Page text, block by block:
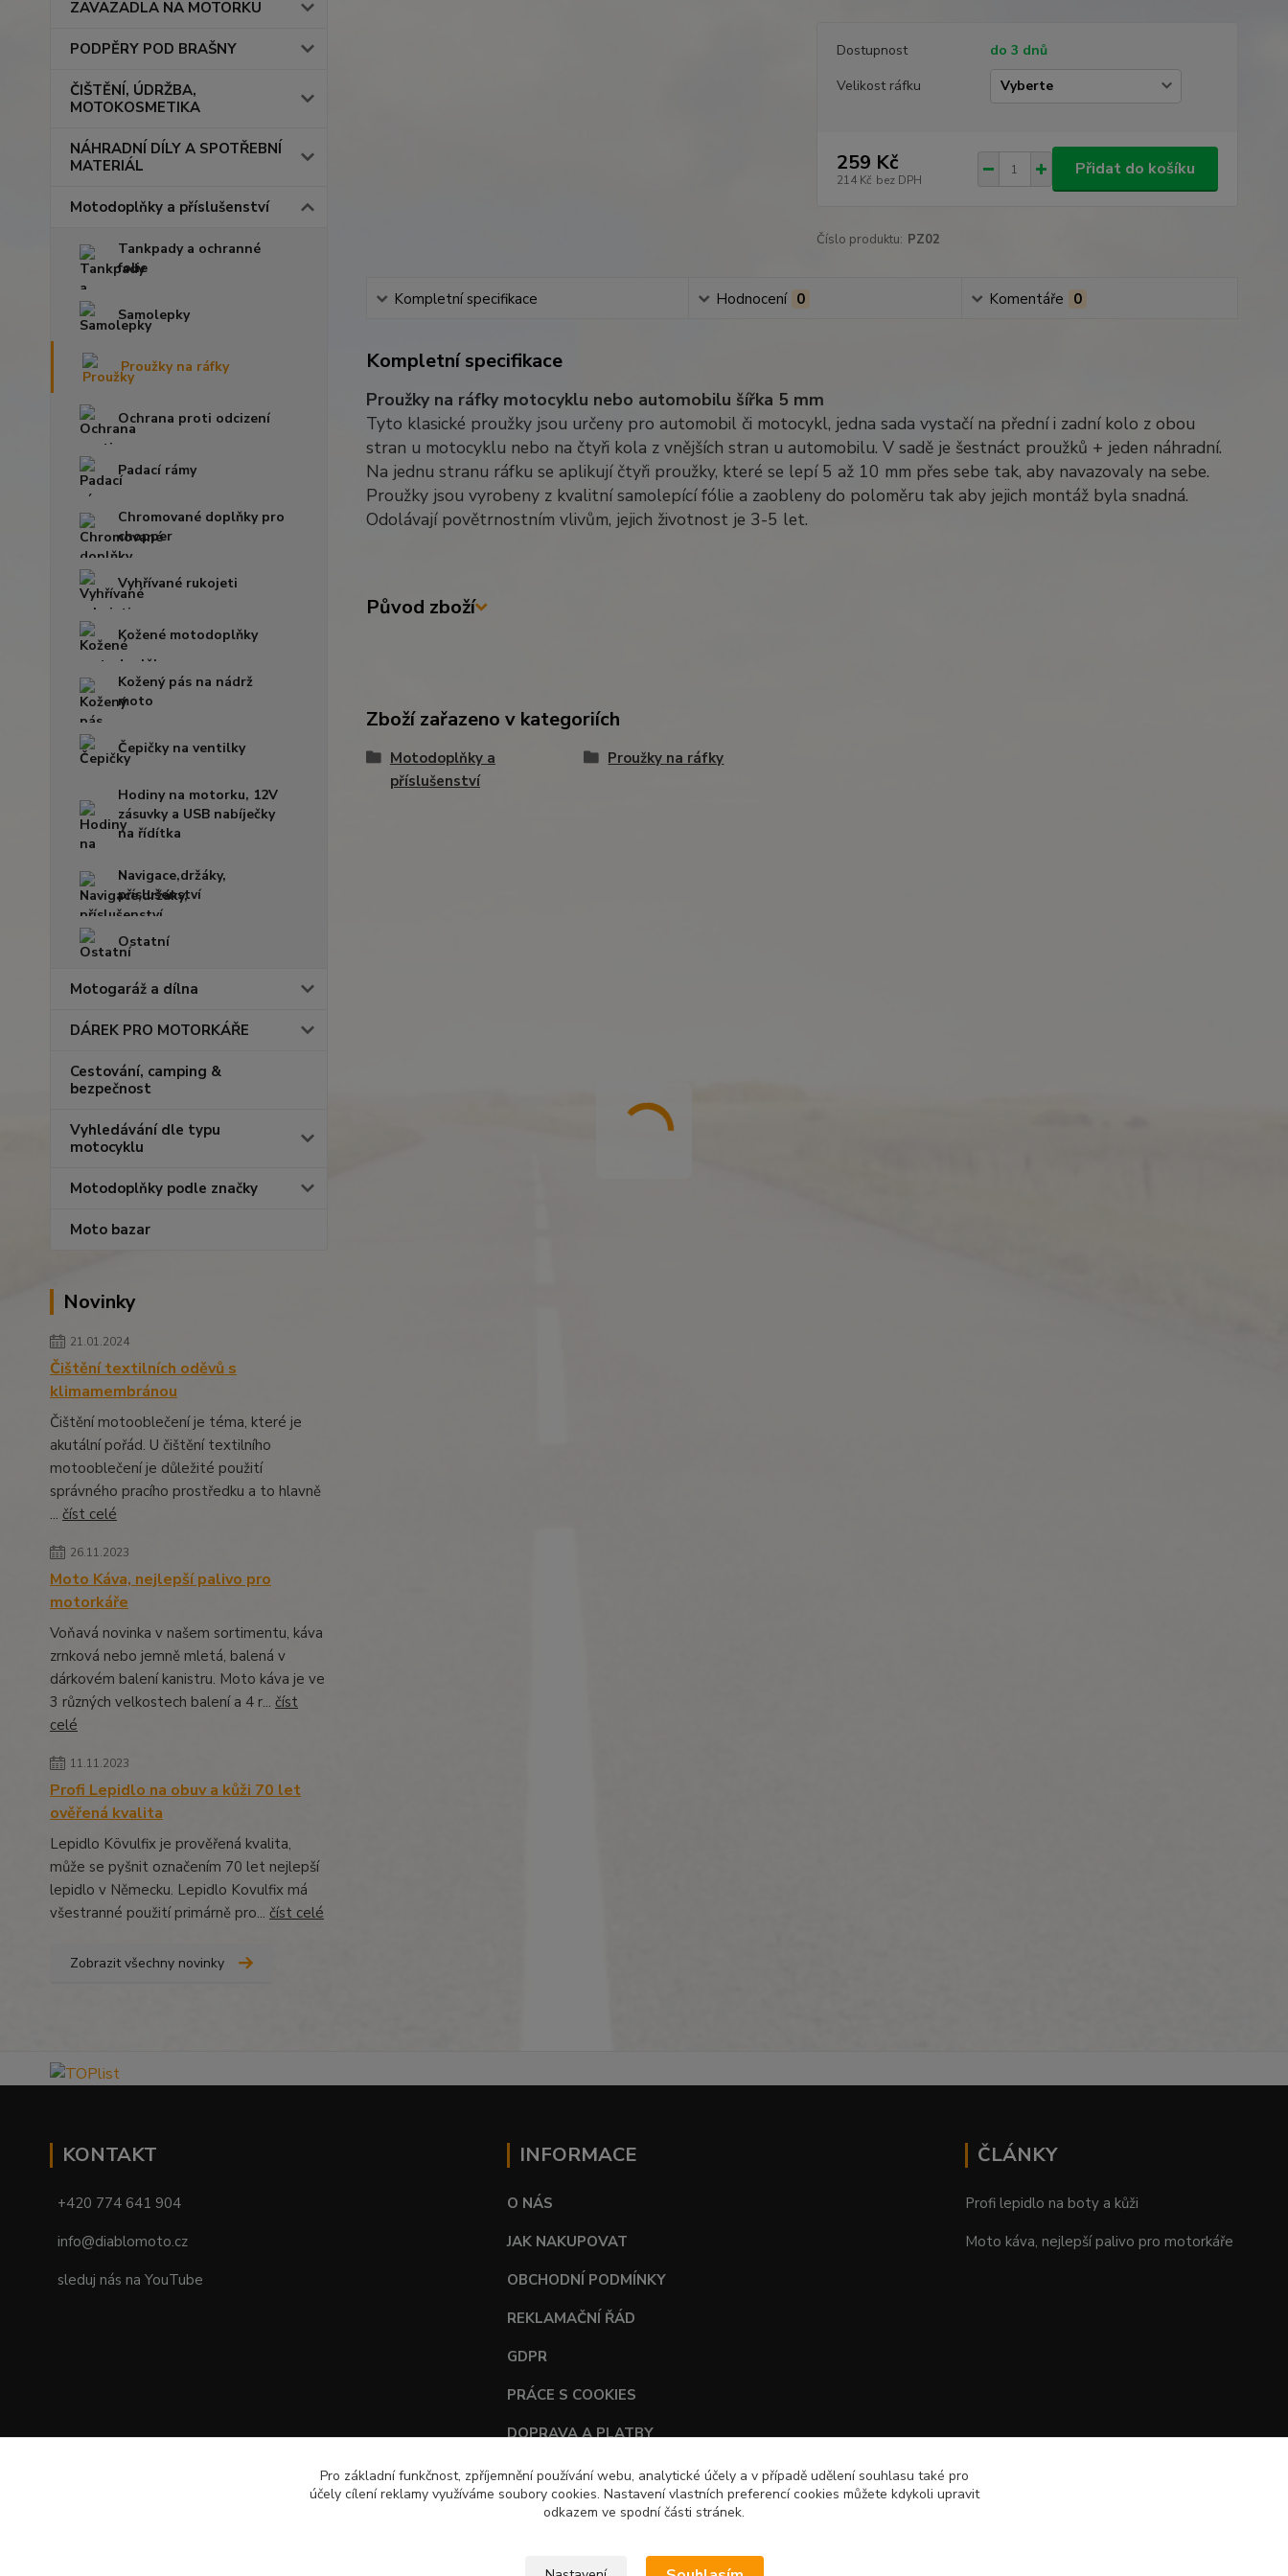
ZAVAZADLA NA MOTORKU
PODPĚRY POD BRAŠNY
ČIŠTĚNÍ, ÚDRŽBA,
MOTOKOSMETIKA
NÁHRADNÍ DÍLY A SPOTŘEBNÍ
MATERIÁL
Motodoplňky a příslušenství
Tankpady a ochranné
folie
Samolepky
Proužky na ráfky
Ochrana proti odcizení
Padací rámy
Chromované doplňky pro
chopper
Vyhřívané rukojeti
Kožené motodoplňky
Kožený pás na nádrž
moto
Čepičky na ventilky
Hodiny na motorku, 12V
zásuvky a USB nabíječky
na řídítka
Navigace,držáky,
příslušenství
Ostatní
Motogaráž a dílna
DÁREK PRO MOTORKÁŘE
Cestování, camping &
bezpečnost
Vyhledávání dle typu
motocyklu
Motodoplňky podle značky
Moto bazar
Novinky
21.01.2024
Čištění textilních oděvů s
klimamembránou
Čištění motooblečení je téma, které je
akutální pořád. U čištění textilního
motooblečení je důležité použití
správného pracího prostředku a to hlavně
... číst celé
26.11.2023
Moto Káva, nejlepší palivo pro
motorkáře
Voňavá novinka v našem sortimentu, káva
zrnková nebo jemně mletá, balená v
dárkovém balení kanistru. Moto káva je ve
3 různých velkostech balení a 4 r... číst
celé
11.11.2023
Profi Lepidlo na obuv a kůži 70 let
ověřená kvalita
Lepidlo Kövulfix je prověřená kvalita,
může se pyšnit označením 70 let nejlepší
lepidlo v Německu. Lepidlo Kovulfix má
všestranné použití primárně pro... číst celé
Zobrazit všechny novinky
Dostupnost
do 3 dnů
Velikost ráfku
259 Kč
214 Kč bez DPH
Přidat do košíku
Číslo produktu: PZ02
Kompletní specifikace Hodnocení 0 Komentáře 0
Kompletní specifikace
Proužky na ráfky motocyklu nebo automobilu šířka 5 mm
Tyto klasické proužky jsou určeny pro automobil či motocykl, jedna sada vystačí na přední i zadní kolo z obou
stran u motocyklu nebo na čtyři kola z vnějších stran u automobilu. V sadě je šestnáct proužků + jeden náhradní.
Na jednu stranu ráfku se aplikují čtyři proužky, které se lepí 5 až 10 mm přes sebe tak, aby navazovaly na sebe.
Proužky jsou vyrobeny z kvalitní samolepící fólie a zaobleny do poloměru tak aby jejich montáž byla snadná.
Odolávají povětrnostním vlivům, jejich životnost je 3-5 let.
Původ zboží
Zboží zařazeno v kategoriích
Motodoplňky a
příslušenství
Proužky na ráfky
KONTAKT
+420 774 641 904
info@diablomoto.cz
sleduj nás na YouTube
INFORMACE
O NÁS
JAK NAKUPOVAT
OBCHODNÍ PODMÍNKY
REKLAMAČNÍ ŘÁD
GDPR
PRÁCE S COOKIES
DOPRAVA A PLATBY
TABULKY VELIKOSTÍ
ČLÁNKY
Profi lepidlo na boty a kůži
Moto káva, nejlepší palivo pro motorkáře
Pro základní funkčnost, zpříjemnění používání webu, analytické účely a v případě udělení souhlasu také pro
účely cílení reklamy využíváme soubory cookies. Nastavení vlastních preferencí cookies můžete kdykoli upravit
odkazem ve spodní části stránek.